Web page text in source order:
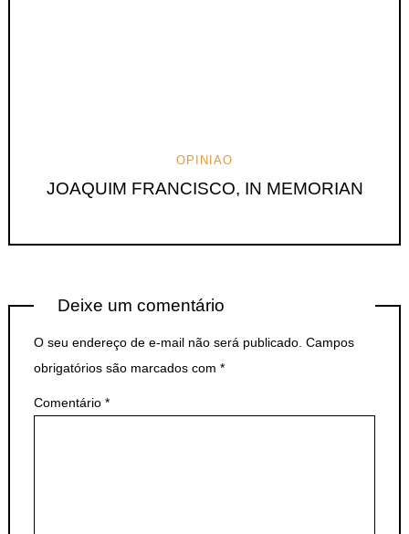
OPINIAO
JOAQUIM FRANCISCO, IN MEMORIAN
Deixe um comentário
O seu endereço de e-mail não será publicado. Campos
obrigatórios são marcados com *
Comentário *